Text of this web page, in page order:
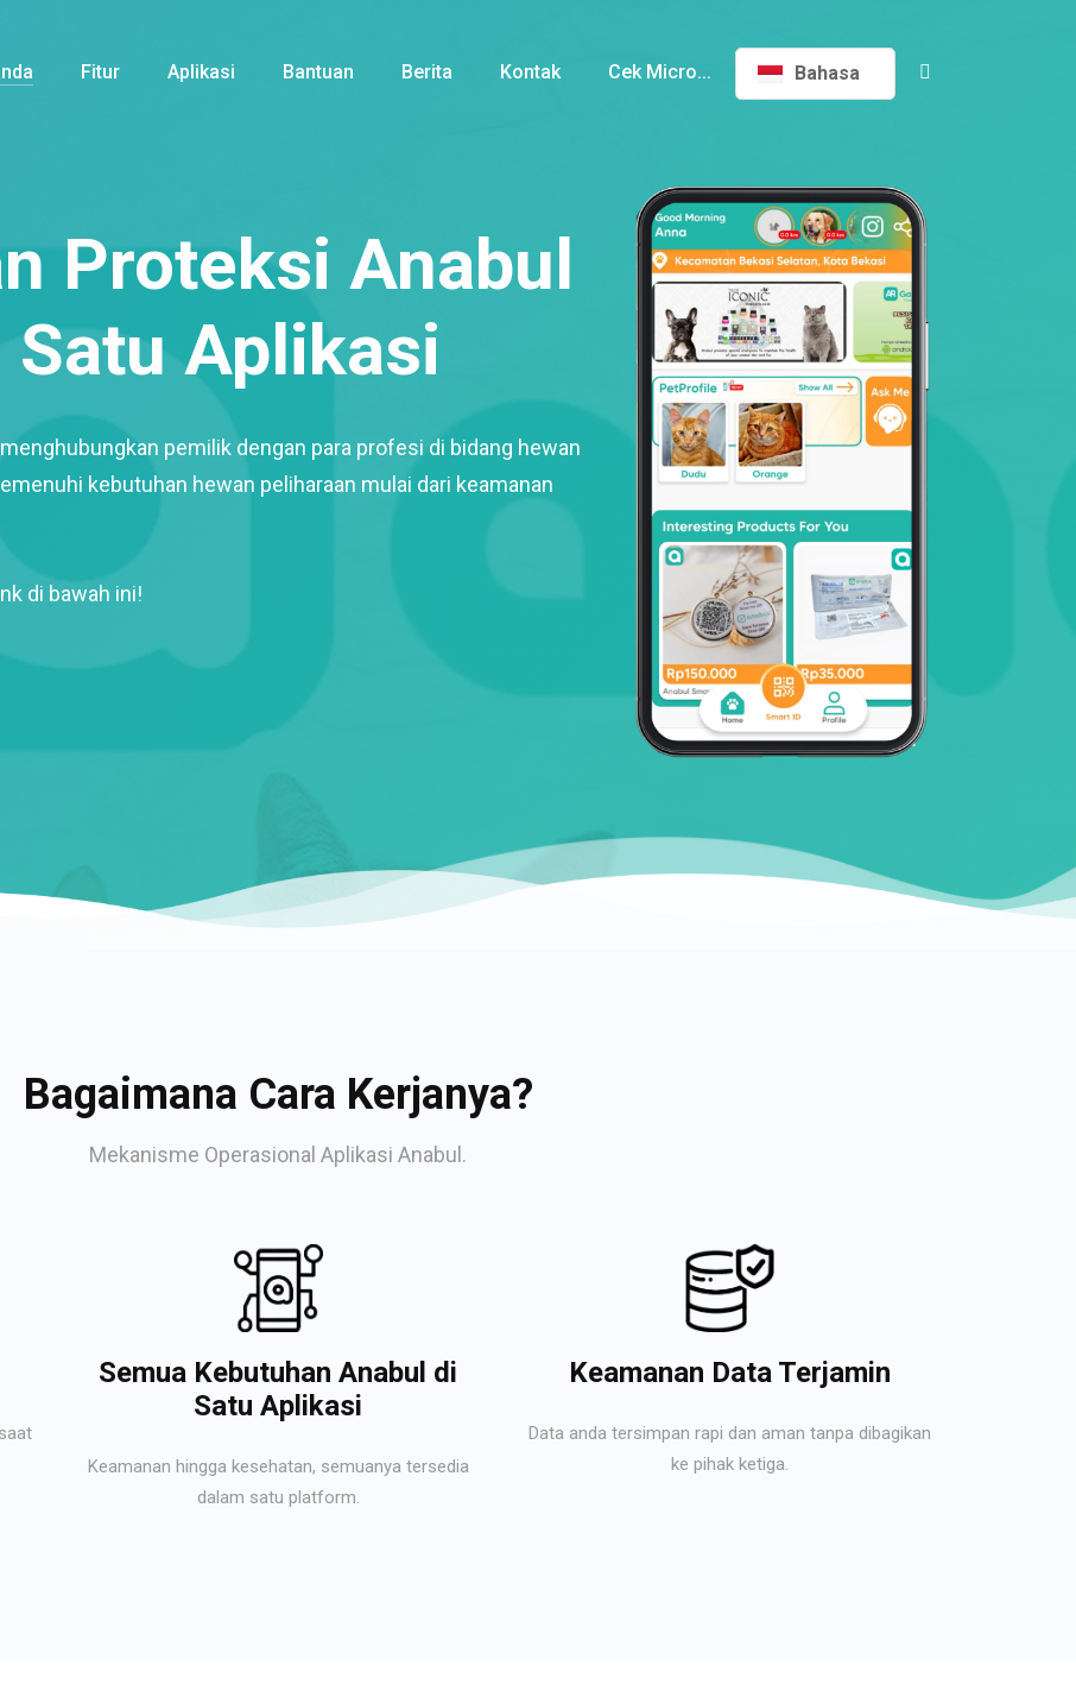
Fitur Aplikasi Bantuan Berita Kontak Cek Micro... Bahasa
Proteksi Anabul
Satu Aplikasi
pemilik dengan para profesi di bidang hewan
kebutuhan hewan peliharaan mulai dari keamanan
di bawah ini!
Bagaimana Cara Kerjanya?
Mekanisme Operasional Aplikasi Anabul.
Semua Kebutuhan Anabul di
Satu Aplikasi
Keamanan hingga kesehatan, semuanya tersedia
dalam satu platform.
Keamanan Data Terjamin
Data anda tersimpan rapi dan aman tanpa dibagikan
ke pihak ketiga.